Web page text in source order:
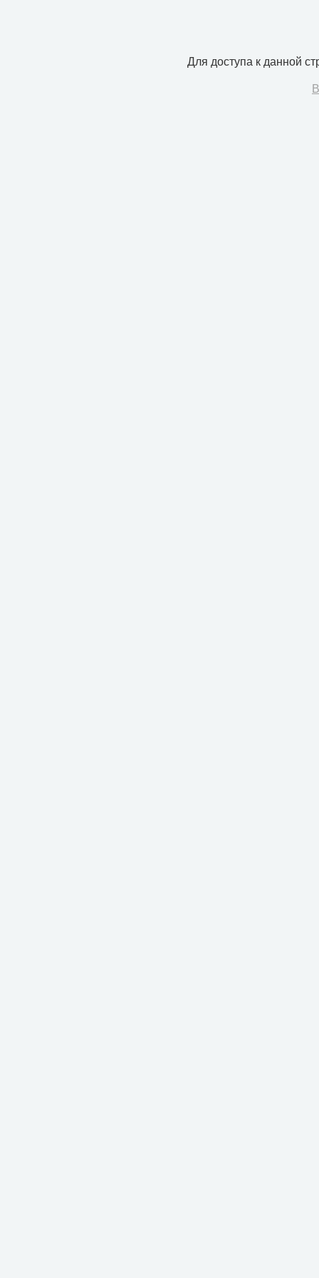
Для доступа к данной